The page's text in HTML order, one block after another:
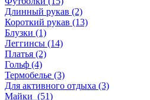
Длинный рукав (2)
Короткий рукав (13)
Блузки (1)
Леггинсы (14)
Платья (2)
Гольф (4)
Термобелье (3)
Для активного отдыха (3)
Майки (51)